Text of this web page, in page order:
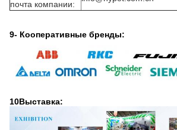
почта компании:
9- Кооперативные бренды:
10Выставка: